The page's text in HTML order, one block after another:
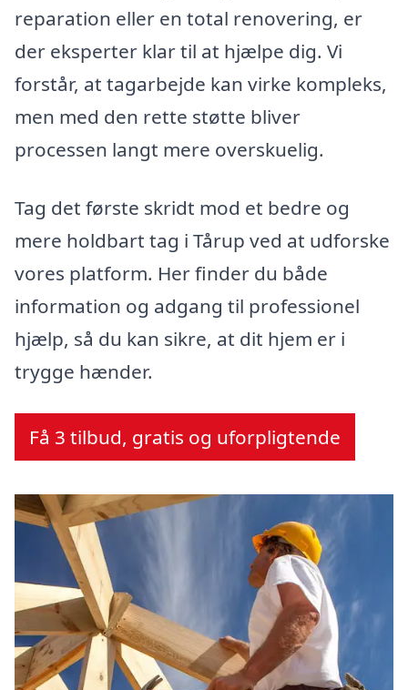
reparation eller en total renovering, er
der eksperter klar til at hjælpe dig. Vi
forstår, at tagarbejde kan virke kompleks,
men med den rette støtte bliver
processen langt mere overskuelig.
Tag det første skridt mod et bedre og
mere holdbart tag i Tårup ved at udforske
vores platform. Her finder du både
information og adgang til professionel
hjælp, så du kan sikre, at dit hjem er i
trygge hænder.
Få 3 tilbud, gratis og uforpligtende